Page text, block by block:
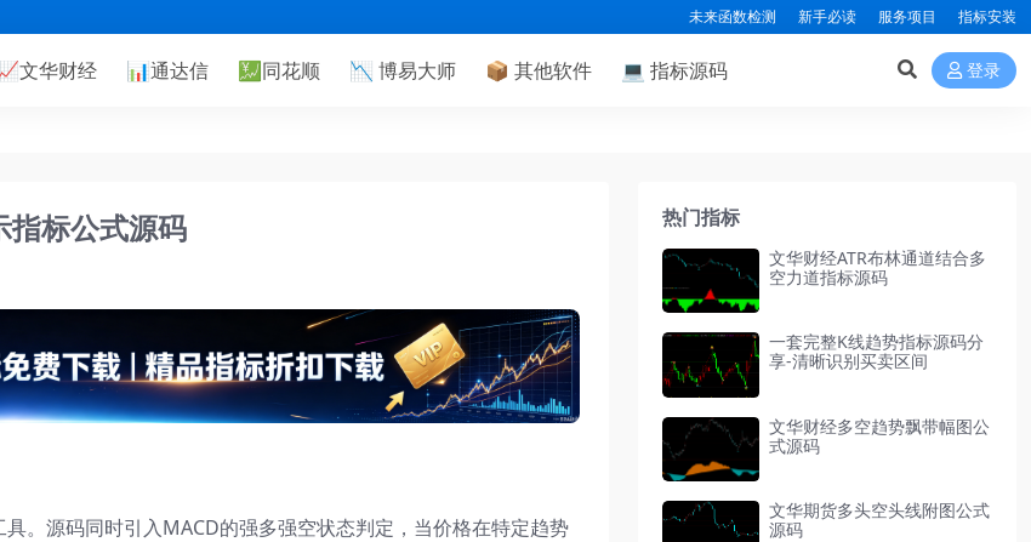
未来函数检测 新手必读 服务项目 指标安装
文华财经 📊通达信 💹同花顺 📉 博易大师 📦 其他软件 💻 指标源码 登录
标公式源码
。源码同时引入MACD的强多强空状态判定，当价格在特定趋势
热门指标
文华财经ATR布林通道结合多
空力道指标源码
一套完整K线趋势指标源码分
享-清晰识别买卖区间
文华财经多空趋势飘带幅图公
式源码
文华期货多头空头线附图公式
源码